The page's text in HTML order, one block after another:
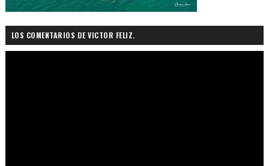
LOS COMENTARIOS DE VICTOR FELIZ.